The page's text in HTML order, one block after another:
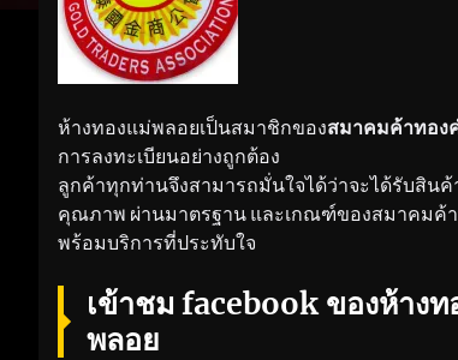
ห้างทองแม่พลอยเป็นสมาชิกของสมาคมค้าทอง
การลงทะเบียนอย่างถูกต้อง
ลูกค้าทุกท่านจึงสามารถมั่นใจได้ว่าจะได้รับสิน
คุณภาพ ผ่านมาตรฐาน และเกณฑ์ของสมาคมค้
พร้อมบริการที่ประทับใจ
เข้าชม facebook ของห้างท
พลอย